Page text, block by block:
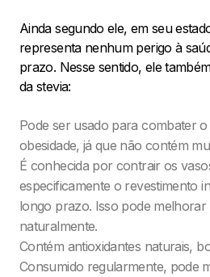
Ainda segundo ele, em seu
representa nenhum perigo à
prazo. Nesse sentido, ele
da stevia:
Pode ser usado para combater
obesidade, já que não contém
É conhecida por contrair os
especificamente o revestimento
longo prazo. Isso pode melhorar
naturalmente.
Contém antioxidantes naturais,
Consumido regularmente, pode